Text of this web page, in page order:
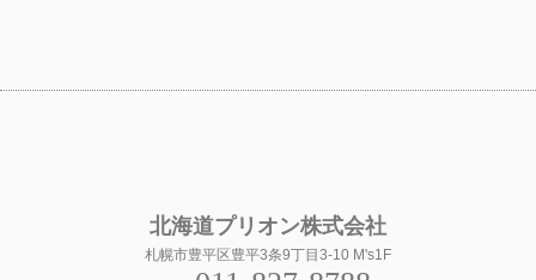
北海道プリオン株式会社
札幌市豊平区豊平3条9丁目3-10 M's1F